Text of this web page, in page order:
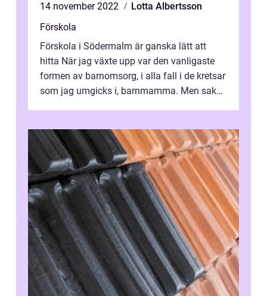
14 november 2022
Lotta Albertsson
Förskola
Förskola i Södermalm är ganska lätt att
hitta När jag växte upp var den vanligaste
formen av barnomsorg, i alla fall i de kretsar
som jag umgicks i, barnmamma. Men saker